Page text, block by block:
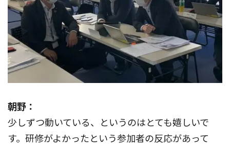
朝野：
少しずつ動いている、というのはとても嬉しいで
す。研修がよかったという参加者の反応があって